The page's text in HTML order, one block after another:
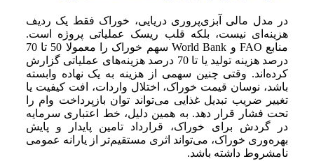
در مدل مالی آبزی‌پروری دریایی، خوراک فقط یک ردیف
هزینه‌ای نیست، بلکه قلب ریسک عملیاتی پروژه است.
منابع FAO و World Bank سهم خوراک را معمولا 50 تا 70
درصد هزینه تولید یا تا 70 درصد هزینه‌های عملیاتی گزارش
کرده‌اند. وقتی چنین سهمی از هزینه به یک نهاده وابسته
باشد، نوسان قیمت خوراک، اختلال واردات، افت کیفیت یا
تغییر ضریب تبدیل غذایی می‌تواند توان بازپرداخت وام را
تحت فشار قرار دهد. به همین دلیل، خط اعتباری سرمایه
در گردش برای خوراک، قرارداد تامین پایدار و پایش
بهره‌وری خوراک، می‌تواند اثری مستقیم‌تر از یارانه عمومی
نامشروط داشته باشد.